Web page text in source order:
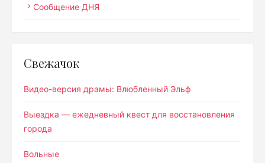
Сообщение ДНЯ
Свежачок
Видео-версия драмы: Влюбленный Эльф
Выездка — ежедневный квест для восстановления
города
Вольные